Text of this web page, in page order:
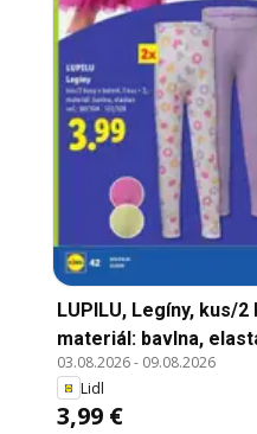
LUPILU, Legíny, kus/
materiál: bavlna,
03.08.2026- 09.08.2026
Lidl
3,99 €